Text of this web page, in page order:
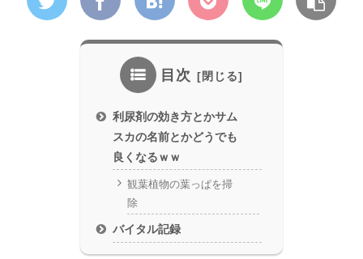
目次
利尿剤の効き方とかサム
スカの名前とかどうでも
良くなるｗｗ
観葉植物の葉っぱを掃
除
バイタル記録